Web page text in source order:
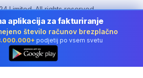
Limited. All rights reserved.
podjetja v Slovenia
Slovenia
aplikacija za fakturiranje
število računov brezplačno
podjetij po vsem svetu